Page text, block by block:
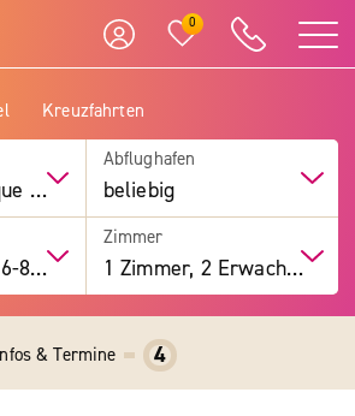
0
Kreuzfahrten
Casablanca Unique Hotel
Abflughafen
beliebig
6-8 Tage
Zimmer
1 Zimmer, 2 Erwachsene
& Termine 4